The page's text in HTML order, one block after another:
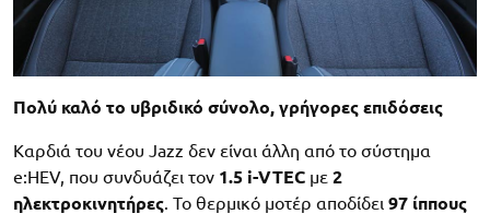
Πολύ καλό το υβριδικό σύνολο, γρήγορες επιδόσεις
Καρδιά του νέου Jazz δεν είναι άλλη από το σύστημα
e:HEV, που συνδυάζει τον 1.5 i-VTEC με 2
ηλεκτροκινητήρες . Το θερμικό μοτέρ αποδίδει 97 ίππους